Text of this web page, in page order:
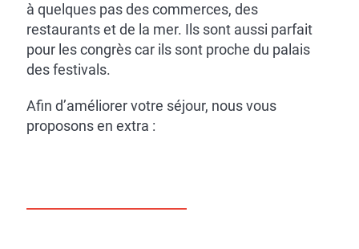
à quelques pas des commerces, des
restaurants et de la mer. Ils sont aussi parfait
pour les congrès car ils sont proche du palais
des festivals.
Afin d’améliorer votre séjour, nous vous
proposons en extra :